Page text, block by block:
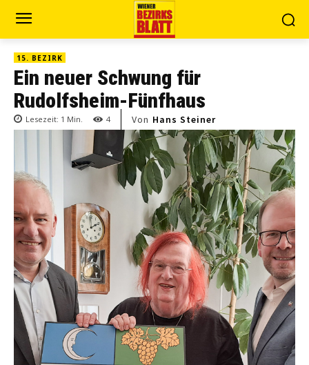
15. BEZIRK
Ein neuer Schwung für
Rudolfsheim-Fünfhaus
Lesezeit: 1 Min. 4 Von Hans Steiner